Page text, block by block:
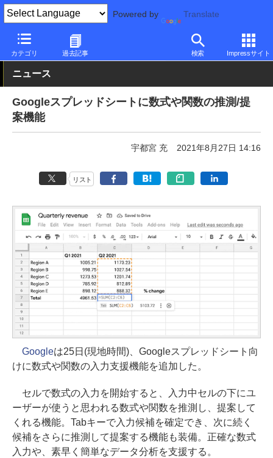
Powered by Translate
カテゴリ 過去記事 検索 Impressサイト
PC Watch 市場 サービス
ニュース
Googleスプレッドシートに数式や関数の推測/提
案機能
宇都宮 充 2021年8月27日 14:16
リスト
Googleは25日(現地時間)、Googleスプレッドシート向
けに数式や関数の入力支援機能を追加した。
セルで数式の入力を開始すると、入力中セルの下にユ
ーザーが使うと思われる数式や関数を推測し、提案して
くれる機能。Tabキーで入力候補を確定でき、次に続く
候補をさらに推測して提案する機能も装備。正確な数式
入力や、素早く簡単なデータ分析を支援する。